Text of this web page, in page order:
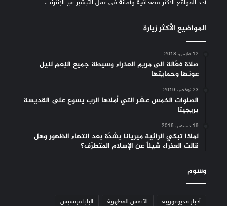
أحد المواقع الأكثر مصداقية وأمانة في عمل التبشير عبر الإنترنت.
المواضيع الأكثر زيارة
12 مارس، 2018
صلاة فعّالة الى مريم العذراء وسيطة جميع النِعم لنيل
عونها وحمايتها
23 نوفمبر، 2019
الصلوات الخمس عشر التي أملاها الرب يسوع على القديسة
بريجيتا
19 ديسمبر، 2016
لماذا تبكي الرائية ميريانا بشدّة بعد انتهاء الظهور وهل
قالت العذراء شيئاً عن الإسلام المتطرّف؟
وسوم
أخبار مديوغورييه الأنفس المطهرية البابا فرنسيس